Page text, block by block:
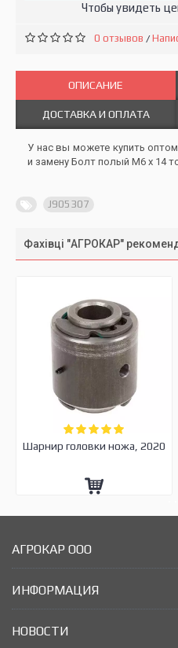
Чтобы увидеть
0 отзывов /
ОПИСАНИЕ
ДОСТАВКА И ОПЛАТА
У нас вы можете купить
и замену Болт полый M6 х 14
J905307
Фахівці "АГРОКАР"
Шарнир головки ножа, 2020
АГРОКАР ООО
ИНФОРМАЦИЯ
НОВОСТИ